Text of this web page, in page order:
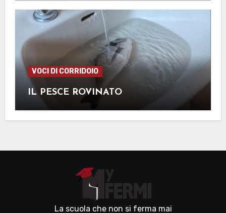
VOCI DI CORRIDOIO
IL PESCE ROVINATO
La scuola che non si ferma mai